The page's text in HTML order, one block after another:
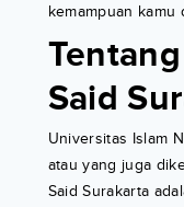
kemampuan
Said
Universitas Islam
atau yang juga
Said Surakarta